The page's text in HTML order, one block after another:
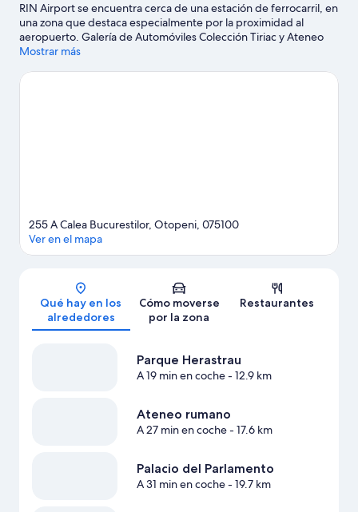
RIN Airport se encuentra cerca de una estación de ferrocarril, en
una zona que destaca especialmente por la proximidad al
aeropuerto. Galería de Automóviles Colección Tiriac y Ateneo
rumano son lugares de visita obligada para los aficionados a la
y Palacio del Parlamento. ¿Viajas con niños? Pues tienes que
Mostrar más
Mapa
255 A Calea Bucurestilor, Otopeni, 075100
Ver en el mapa
Qué hay en los
alrededores
Cómo moverse
por la zona
Restaurantes
Parque Herastrau
A 19 min en coche- 12.9 km
Ateneo rumano
A 27 min en coche- 17.6 km
Palacio del Parlamento
A 31 min en coche- 19.7 km